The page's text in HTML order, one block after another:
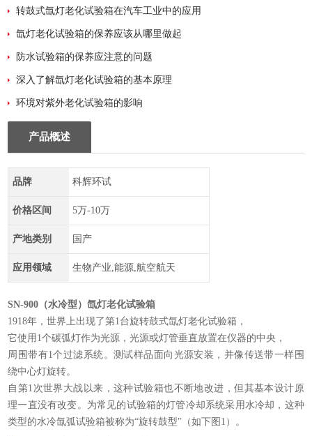
转鼓式氙灯老化试验箱在汽车工业中的应用
氙灯老化试验箱的保养应该从哪里做起
防水试验箱的保养应注意的问题
深入了解氙灯老化试验箱的基本原理
环境对紫外老化试验箱的影响
产品概述
品牌 科辉环试
价格区间 5万-10万
产地类别 国产
应用领域 生物产业,能源,航空航天
SN-900（水冷型）氙灯老化试验箱
1918年，世界上出现了第1台旋转鼓式氙灯老化试验箱，
它使用1个碳弧灯作为光源，光源或灯管垂直放置在仪器的中央，
周围带有1个过滤系统。测试样品面向光源安装，并像传送带一样围
绕中心灯旋转。
自第1次世界大战以来，这种试验箱也不断地改进，但其基本设计原
理一直没有改变。为常见的试验箱的灯管冷却系统采用水冷却，这种
类型的水冷氙弧试验箱被称为“旋转鼓型"（如下图1）。